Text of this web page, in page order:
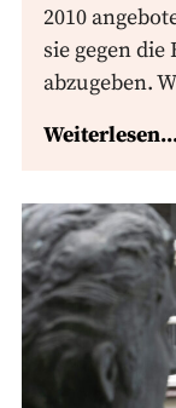
2010
sie gegen
abzugeben.